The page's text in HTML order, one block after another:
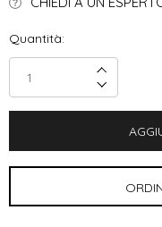
Quantità: